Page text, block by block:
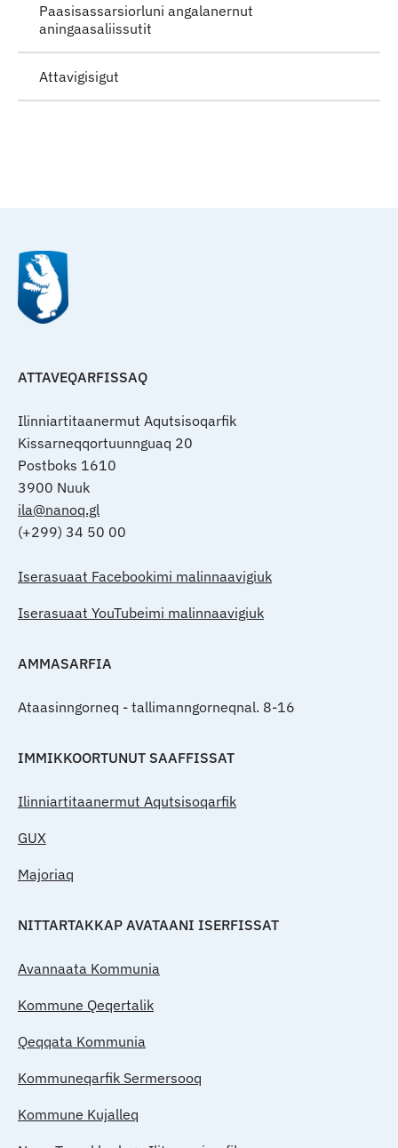
Paasisassarsiorluni angalanernut
aningaasaliissutit
Attavigisigut
ATTAVEQARFISSAQ
Ilinniartitaanermut Aqutsisoqarfik
Kissarneqqortuunnguaq 20
Postboks 1610
3900 Nuuk
ila@nanoq.gl
(+299) 34 50 00
Iserasuaat Facebookimi malinnaavigiuk
Iserasuaat YouTubeimi malinnaavigiuk
AMMASARFIA
Ataasinngorneq - tallimanngorneqnal. 8-16
IMMIKKOORTUNUT SAAFFISSAT
Ilinniartitaanermut Aqutsisoqarfik
GUX
Majoriaq
NITTARTAKKAP AVATAANI ISERFISSAT
Avannaata Kommunia
Kommune Qeqertalik
Qeqqata Kommunia
Kommuneqarfik Sermersooq
Kommune Kujalleq